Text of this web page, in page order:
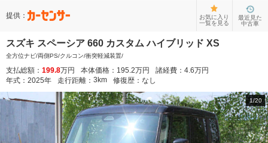
提供：
お気に入り
一覧を見る
最近見た
中古車
スズキ スペーシア 660 カスタム ハイブリッド XS
全方位ナビ/両側PS/クルコン/衝突軽減装置/
支払総額： 199.8万円 本体価格： 195.2万円 諸経費： 4.6万円
年式： 2025年 走行距離： 3 km 修復歴： なし
1/20